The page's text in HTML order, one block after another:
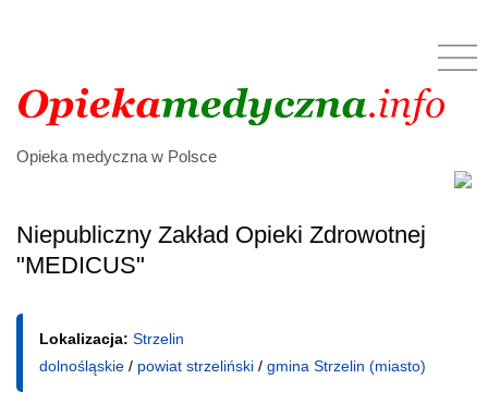
Opieka medyczna w Polsce
Niepubliczny Zakład Opieki Zdrowotnej
"MEDICUS"
Lokalizacja: Strzelin
dolnośląskie / powiat strzeliński / gmina Strzelin (miasto)